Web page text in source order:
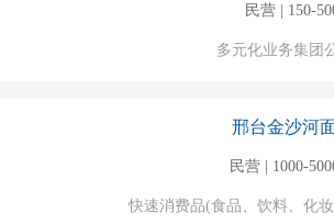
民营 | 150-
多元化业务集团
邢台金沙河
民营 | 1000-
快速消费品(食品、饮料、化